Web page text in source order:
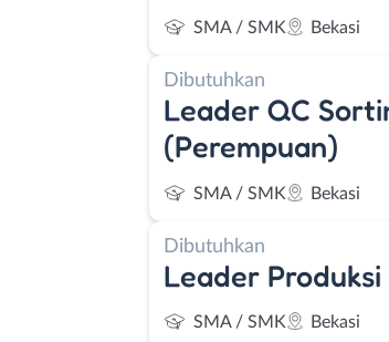
SMA / SMK Bekasi
Dibutuhkan
Leader QC
(Perempuan)
SMA / SMK Bekasi
Dibutuhkan
Leader
SMA / SMK Bekasi